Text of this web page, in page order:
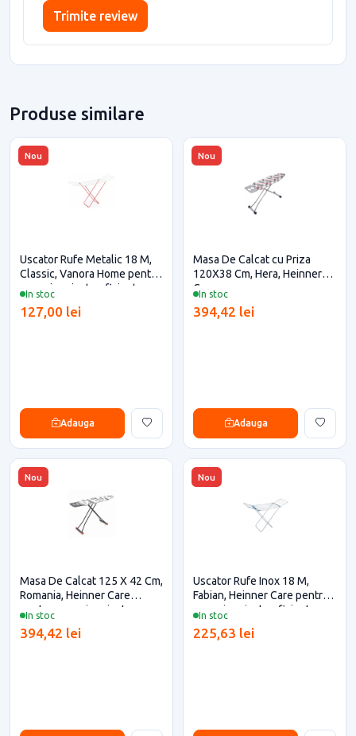
Trimite review
Produse similare
Nou
In stoc
Uscator Rufe Metalic 18 M,
Classic, Vanora Home pentru
casa si proiecte eficiente
127,00 lei
Adauga
Nou
In stoc
Masa De Calcat cu Priza
120Х38 Cm, Hera, Heinner
Care
394,42 lei
Adauga
Nou
In stoc
Masa De Calcat 125 X 42 Cm,
Romania, Heinner Care
pentru casa si proiecte
394,42 lei
Nou
In stoc
Uscator Rufe Inox 18 M,
Fabian, Heinner Care pentru
casa si proiecte eficiente
225,63 lei